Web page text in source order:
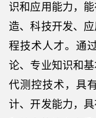
识和应用能力，
造、科技开发、
程技术人才。通
论、专业知识和
代测控技术，具
计、开发能力，